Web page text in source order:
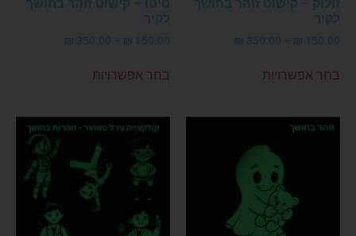
זוּלוֹק – קישוט זוהר בחושך
לקיר
150.00
₪
–
350.00
₪
בחר אפשרויות
טִיטוֹ – קישוט זוהר בחושך
לקיר
150.00
₪
–
350.00
₪
בחר אפשרויות